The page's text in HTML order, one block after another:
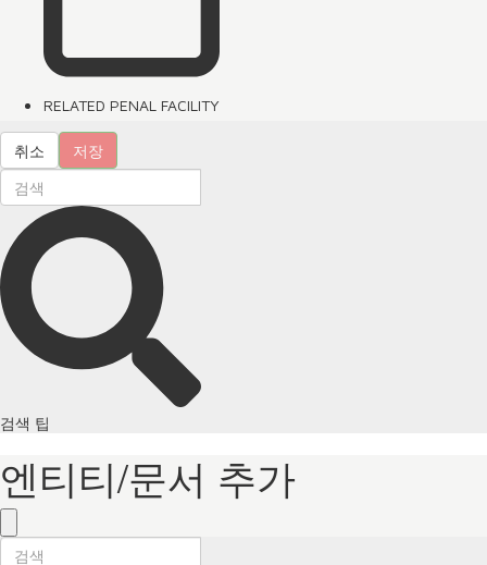
RELATED PENAL FACILITY
취소 저장
검색 팁
엔티티/문서 추가